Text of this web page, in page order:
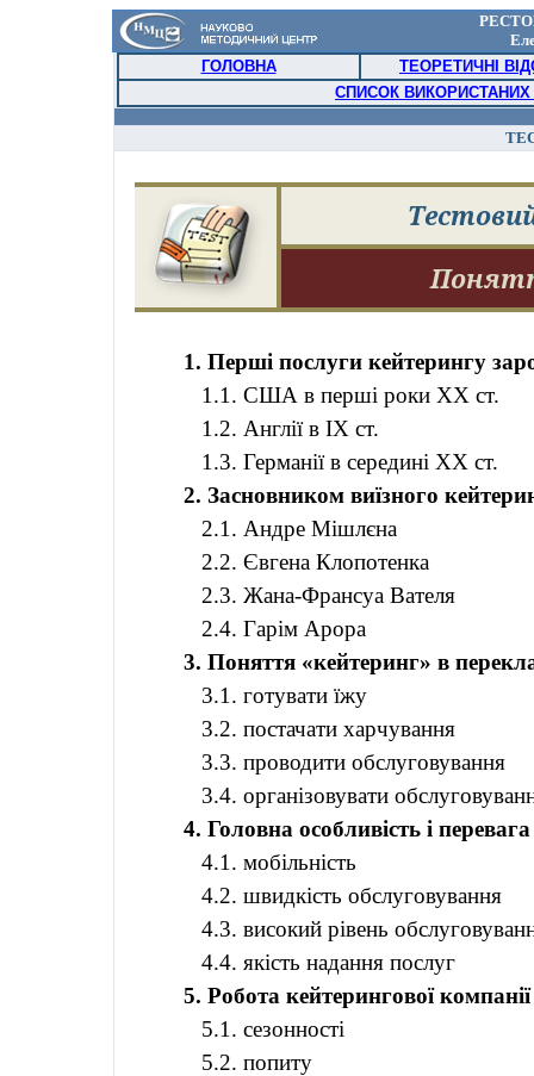
ГОЛОВНА
ТЕОРЕТИЧНІ
СПИСОК
1. Перші послуги кейтерингу
1.1. США в перші роки ХХ ст.
1.2. Англії в ІХ ст.
1.3. Германії в середині ХХ ст.
2. Засновником виїзного
2.1. Андре Мішлєна
2.2. Євгена Клопотенка
2.3. Жана-Франсуа Вателя
2.4. Гарім Арора
3. Поняття «кейтеринг» в
3.1. готувати їжу
3.2. постачати харчування
3.3. проводити обслуговування
3.4. організовувати
4. Головна особливість і
4.1. мобільність
4.2. швидкість обслуговування
4.3. високий рівень
4.4. якість надання послуг
5. Робота кейтерингової
5.1. сезонності
5.2. попиту